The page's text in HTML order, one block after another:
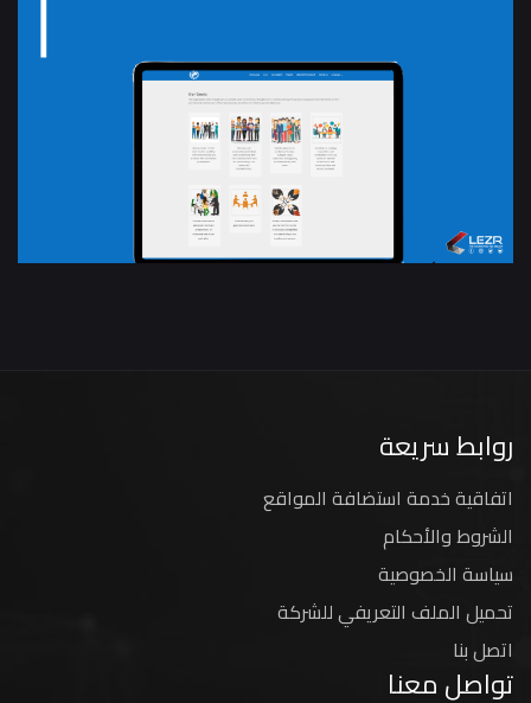
روابط سريعة
اتفاقية خدمة استضافة المواقع
الشروط والأحكام
سياسة الخصوصية
تحميل الملف التعريفي للشركة
اتصل بنا
تواصل معنا